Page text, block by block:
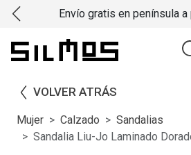
Envío gratis en península
VOLVER ATRÁS
Mujer Calzado
Sandalias
Sandalia Liu-Jo Laminado